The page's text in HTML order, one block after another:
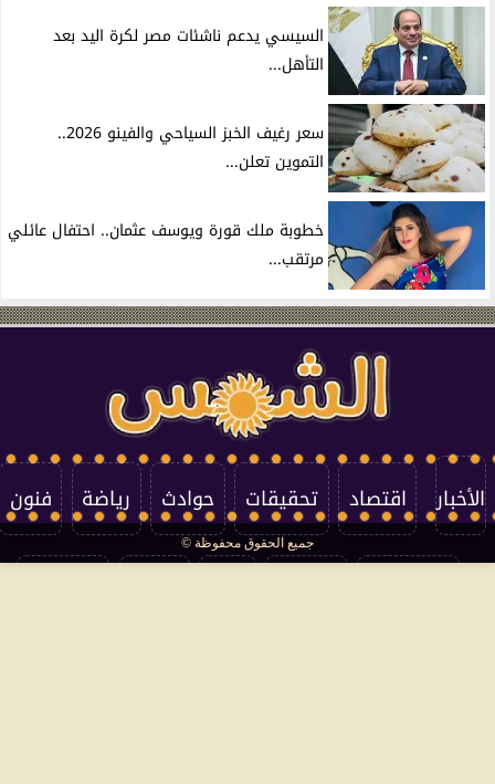
السيسي يدعم ناشئات مصر لكرة اليد بعد
التأهل...
سعر رغيف الخبز السياحي والفينو 2026..
التموين تعلن...
خطوبة ملك قورة ويوسف عثمان.. احتفال عائلي
مرتقب...
الأخبار اقتصاد تحقيقات حوادث رياضة فنون
جميع الحقوق محفوظة ©